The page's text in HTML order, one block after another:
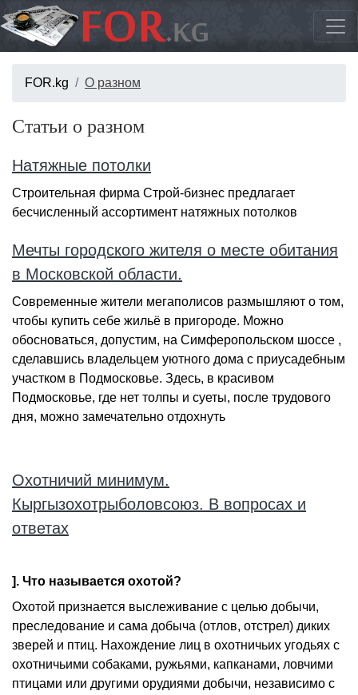
FOR.kg О разном
Статьи о разном
Натяжные потолки
Строительная фирма Строй-бизнес предлагает
бесчисленный ассортимент натяжных потолков
Мечты городского жителя о месте обитания
в Московской области.
Современные жители мегаполисов размышляют о том,
чтобы купить себе жильё в пригороде. Можно
обосноваться, допустим, на Симферопольском шоссе ,
сделавшись владельцем уютного дома с приусадебным
участком в Подмосковье. Здесь, в красивом
Подмосковье, где нет толпы и суеты, после трудового
дня, можно замечательно отдохнуть
Охотничий минимум.
Кыргызохотрыболовсоюз. В вопросах и
ответах
]. Что называется охотой?
Охотой признается выслеживание с целью добычи,
преследование и сама добыча (отлов, отстрел) диких
зверей и птиц. Нахождение лиц в охотничьих угодьях с
охотничьими собаками, ружьями, капканами, ловчими
птицами или другими орудиями добычи, независимо с